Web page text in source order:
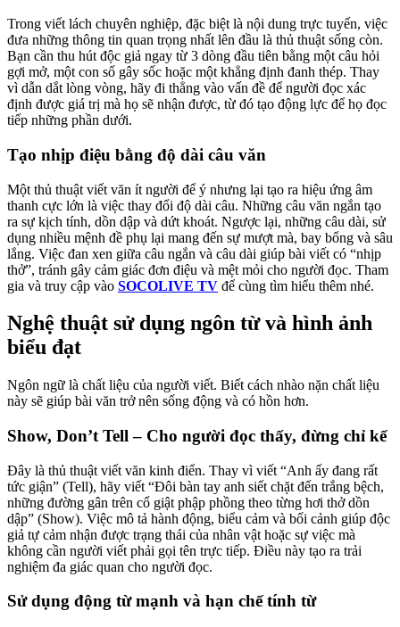
Trong viết lách chuyên nghiệp, đặc biệt là nội dung trực tuyến, việc
đưa những thông tin quan trọng nhất lên đầu là thủ thuật sống còn.
Bạn cần thu hút độc giả ngay từ 3 dòng đầu tiên bằng một câu hỏi
gợi mở, một con số gây sốc hoặc một khẳng định đanh thép. Thay
vì dẫn dắt lòng vòng, hãy đi thẳng vào vấn đề để người đọc xác
định được giá trị mà họ sẽ nhận được, từ đó tạo động lực để họ đọc
tiếp những phần dưới.
Tạo nhịp điệu bằng độ dài câu văn
Một thủ thuật viết văn ít người để ý nhưng lại tạo ra hiệu ứng âm
thanh cực lớn là việc thay đổi độ dài câu. Những câu văn ngắn tạo
ra sự kịch tính, dồn dập và dứt khoát. Ngược lại, những câu dài, sử
dụng nhiều mệnh đề phụ lại mang đến sự mượt mà, bay bổng và sâu
lắng. Việc đan xen giữa câu ngắn và câu dài giúp bài viết có “nhịp
thở”, tránh gây cảm giác đơn điệu và mệt mỏi cho người đọc. Tham
gia và truy cập vào SOCOLIVE TV để cùng tìm hiểu thêm nhé.
Nghệ thuật sử dụng ngôn từ và hình ảnh
biểu đạt
Ngôn ngữ là chất liệu của người viết. Biết cách nhào nặn chất liệu
này sẽ giúp bài văn trở nên sống động và có hồn hơn.
Show, Don’t Tell – Cho người đọc thấy, đừng chỉ kể
Đây là thủ thuật viết văn kinh điển. Thay vì viết “Anh ấy đang rất
tức giận” (Tell), hãy viết “Đôi bàn tay anh siết chặt đến trắng bệch,
những đường gân trên cổ giật phập phồng theo từng hơi thở dồn
dập” (Show). Việc mô tả hành động, biểu cảm và bối cảnh giúp độc
giả tự cảm nhận được trạng thái của nhân vật hoặc sự việc mà
không cần người viết phải gọi tên trực tiếp. Điều này tạo ra trải
nghiệm đa giác quan cho người đọc.
Sử dụng động từ mạnh và hạn chế tính từ